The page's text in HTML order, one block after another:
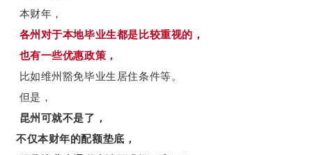
本财年，
各州对于本地毕业生都是比较重视的，
也有一些优惠政策，
比如维州豁免毕业生居住条件等。
但是，
昆州可就不是了，
不仅本财年的配额垫底，